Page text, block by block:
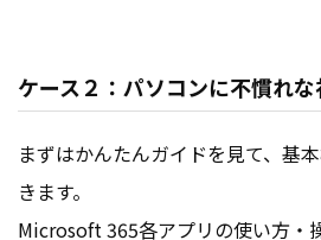
ケース２：パソコンに不慣れ
まずはかんたんガイドを見て、基
きます。
Microsoft 365各アプリの使い方・